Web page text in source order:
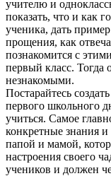
учителю и
показать, что и как
ученика, дать
прощения, как
познакомится с
первый класс. Тогда
незнакомыми.
Постарайтесь
первого школьного
учиться. Самое
конкретные знания
папой и мамой,
настроения своего
учеников и должен